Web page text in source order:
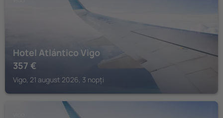
Hotel Atlántico Vigo
357 €
Vigo, 21 august 2026, 3 nopți